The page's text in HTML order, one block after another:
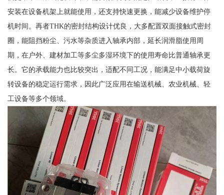
安装在设备机架上就能使用，还支持快速更换，能减少设备维护停
机时间。再者THK的密封结构设计优良，大多配置双面接触式密封
圈，能阻挡粉尘、污水等杂质进入轴承内部，延长润滑脂使用周
期，在户外、建材加工等多尘多湿环境下的使用寿命比普通轴承更
长。它的承载能力也比较突出，适配不同工况，能满足中小载荷旋
转设备的稳定运行需求，因此广泛应用在输送机械、农业机械、轻
工设备等多个领域。